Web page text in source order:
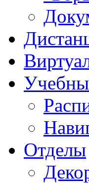
Отделы